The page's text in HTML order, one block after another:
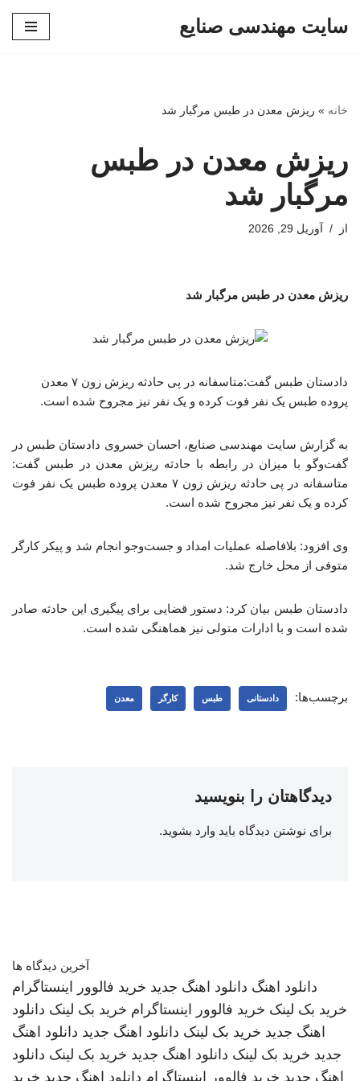
سایت مهندسی صنایع
خانه » ریزش معدن در طبس مرگبار شد
ریزش معدن در طبس
مرگبار شد
از آوریل 29, 2026
ریزش معدن در طبس مرگبار شد
دادستان طبس گفت:متاسفانه در پی حادثه ریزش زون ۷ معدن
پروده طبس یک نفر فوت کرده و یک نفر نیز مجروح شده است.
به گزارش سایت مهندسی صنایع، احسان خسروی دادستان طبس در
گفت‌وگو با میزان در رابطه با حادثه ریزش معدن در طبس گفت:
متاسفانه در پی حادثه ریزش زون ۷ معدن پروده طبس یک نفر فوت
کرده و یک نفر نیز مجروح شده است.
وی افزود: بلافاصله عملیات امداد و جست‌وجو انجام شد و پیکر کارگر
متوفی از محل خارج شد.
دادستان طبس بیان کرد: دستور قضایی برای پیگیری این حادثه صادر
شده است و با ادارات متولی نیز هماهنگی شده است.
برچسب‌ها: دادستانی طبس کارگر معدن
دیدگاهتان را بنویسید
برای نوشتن دیدگاه باید وارد بشوید.
آخرین دیدگاه ها
دانلود اهنگ دانلود اهنگ جدید خرید فالوور اینستاگرام
خرید بک لینک خرید فالوور اینستاگرام خرید بک لینک دانلود
اهنگ جدید خرید بک لینک دانلود اهنگ جدید دانلود اهنگ
جدید خرید بک لینک دانلود اهنگ جدید خرید بک لینک دانلود
اهنگ جدید خرید فالوور اینستاگرام دانلود اهنگ جدید خرید